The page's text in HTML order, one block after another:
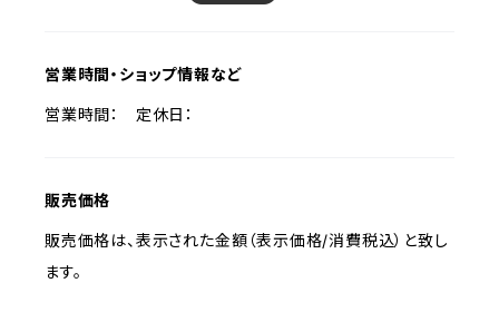
営業時間・ショップ情報など
営業時間： 定休日：
販売価格
販売価格は、表示された金額（表示価格/消費税込）と致し
ます。